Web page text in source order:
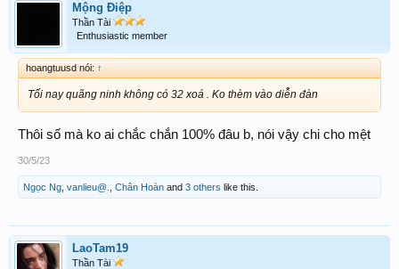
Mộng Điệp
Thần Tài
Enthusiastic member
hoangtuusd nói: ↑
Tối nay quãng ninh không có 32 xoá . Ko thèm vào diễn đàn
Thôi số mà ko ai chắc chắn 100% đâu b, nói vậy chi cho mệt
30/5/23
Ngọc Ng vanlieu@. Chân Hoàn and 3 others like this.
LaoTam19
Thần Tài